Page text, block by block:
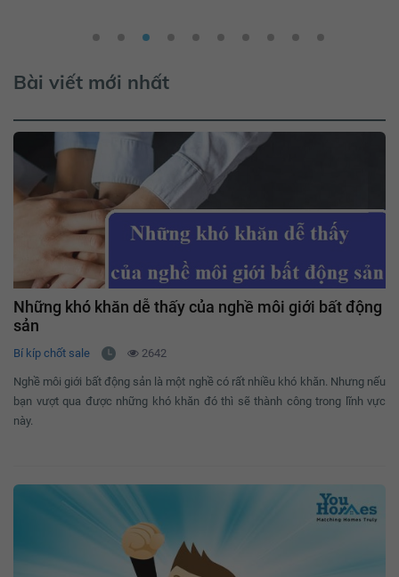
Bài viết mới nhất
Những khó khăn dễ thấy của nghề môi giới bất động
sản
Bí kíp chốt sale 2642
Nghề môi giới bất động sản là một nghề có rất nhiều khó khăn. Nhưng nếu
bạn vượt qua được những khó khăn đó thì sẽ thành công trong lĩnh vực
này.